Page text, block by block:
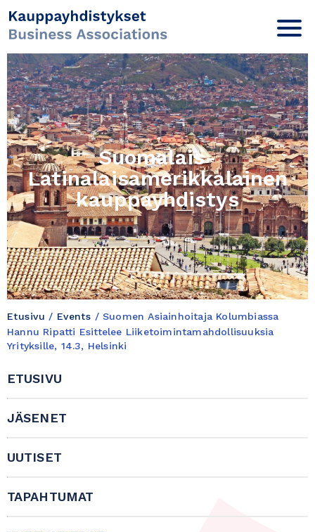
Suomalais-
Latinalaisamerikkalainen
kauppayhdistys
Etusivu / Events / Suomen Asiainhoitaja Kolumbiassa
Hannu Ripatti Esittelee Liiketoimintamahdollisuuksia
Yrityksille, 14.3, Helsinki
ETUSIVU
JÄSENET
UUTISET
TAPAHTUMAT